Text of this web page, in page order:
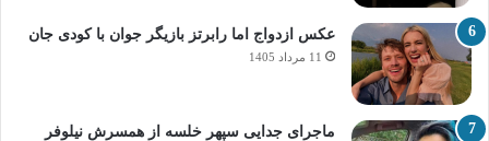
عکس ازدواج اما رابرتز بازیگر جوان با کودی جان
11 مرداد 1405
ماجرای جدایی سپهر خلسه از همسرش نیلوفر